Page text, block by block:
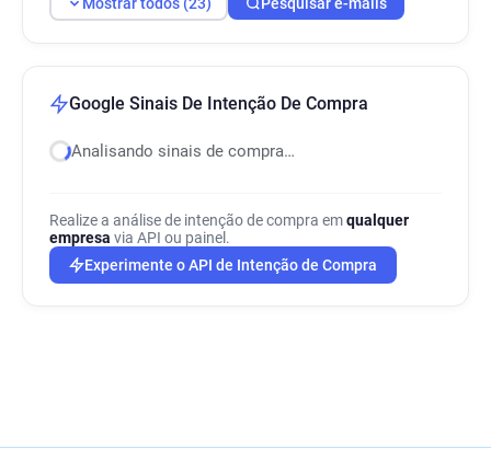
z************@google.com.br
x**********@google.com.br
c*******@google.com.br
h***********@google.com.br
k***********@google.com.br
Google Sinais De Intenção De Compra
Analisando sinais de compra…
Realize a análise de intenção de compra emqualquer
empresa via API ou painel.
Experimente o API de Intenção de Compra